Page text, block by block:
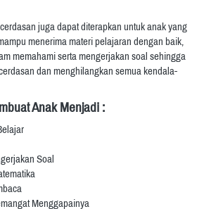
menerima materi pelajaran dengan baik,
memahami serta mengerjakan soal sehingga
dan menghilangkan semua kendala-
Anak Menjadi :
Soal
Menggapainya